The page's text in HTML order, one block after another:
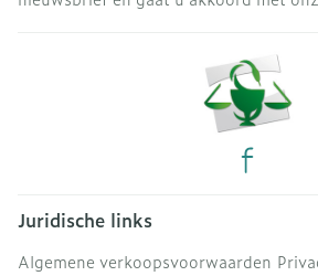
Juridische links
Algemene verkoopsvoorwaarden